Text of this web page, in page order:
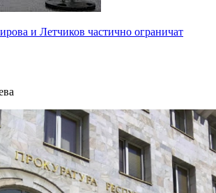
и Летчиков частично ограничат